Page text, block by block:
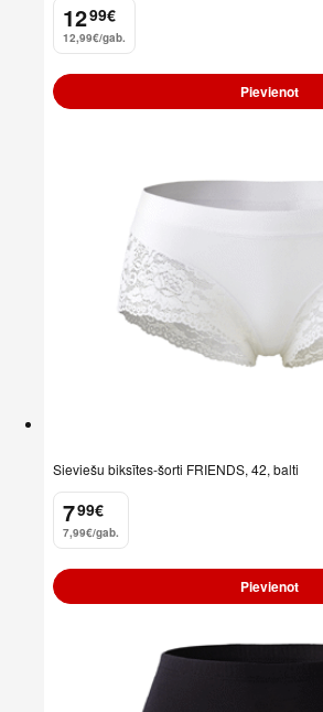
12
. 99€
12,99€/gab.
Pievienot
Sieviešu biksītes-šorti FRIENDS, 42, balti
7
. 99€
7,99€/gab.
Pievienot